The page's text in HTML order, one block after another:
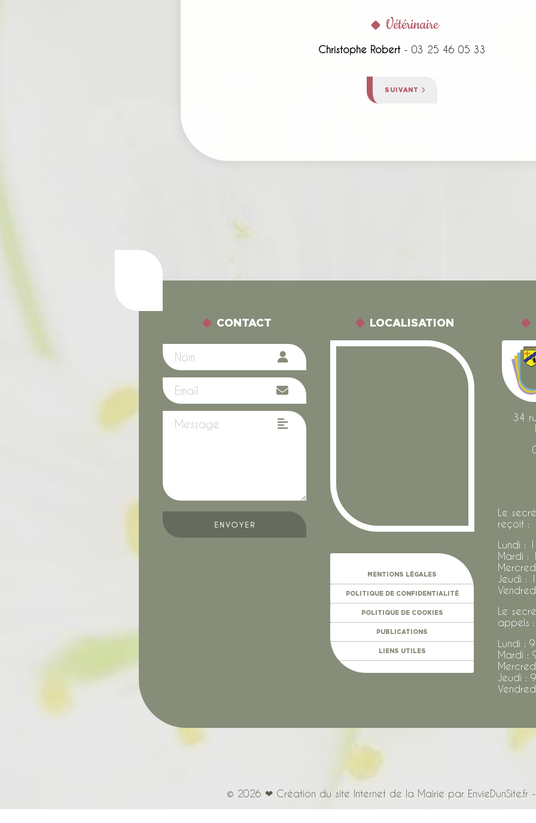
Vétérinaire
Christophe Robert - 03 25 46 05 33
ARTICLE SUIVANT : CABINET
SUIVANT
CONTACT
ENVOYER
LOCALISATION
MENTIONS LÉGALES
POLITIQUE DE CONFIDENTIALITÉ
POLITIQUE DE COOKIES
PUBLICATIONS
LIENS UTILES
34
Le
reçoit :
Lundi :
Mardi :
Jeudi :
Le
appels :
Lundi :
Mardi :
Jeudi :
© 2026 ❤ Création du site Internet de la Mairie par EnvieDunSite.fr -